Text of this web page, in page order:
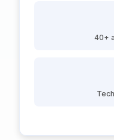
40+